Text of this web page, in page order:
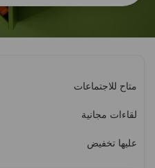
متاح للاجتماعات
لقاءات مجانية
عليها تخفيض